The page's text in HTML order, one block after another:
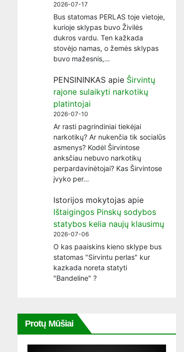
2026-07-17
Bus statomas PERLAS toje vietoje,
kurioje sklypas buvo Živilės
dukros vardu. Ten kažkada
stovėjo namas, o žemės sklypas
buvo mažesnis,…
PENSININKAS apie Širvintų
rajone sulaikyti narkotikų
platintojai
2026-07-10
Ar rasti pagrindiniai tiekėjai
narkotikų? Ar nukenčia tik socialūs
asmenys? Kodėl Širvintose
anksčiau nebuvo narkotikų
perpardavinėtojai? Kas Širvintose
įvyko per…
Istorijos mokytojas apie
Ištaigingos Pinskų sodybos
statybos kelia naujų klausimų
2026-07-06
O kas paaiskins kieno sklype bus
statomas "Sirvintu perlas" kur
kazkada noreta statyti
"Bandeline" ?
Protų Mūšiai